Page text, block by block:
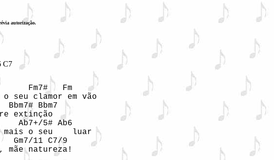
autorização.
Fm7#   Fm
seu clamor em vão
Bbm7# Bbm7
extinção
Ab7+/5# Ab6
mais o seu    luar
Gm7/11 C7/9
mãe natureza!